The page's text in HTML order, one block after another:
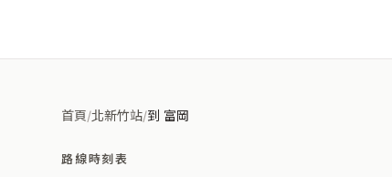
首頁/北新竹站/到 富岡
路線時刻表